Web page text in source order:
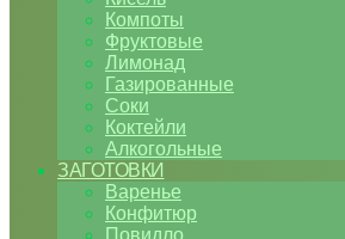
Компоты
Фруктовые
Лимонад
Газированные
Соки
Коктейли
Алкогольные
ЗАГОТОВКИ
Варенье
Конфитюр
Повидло